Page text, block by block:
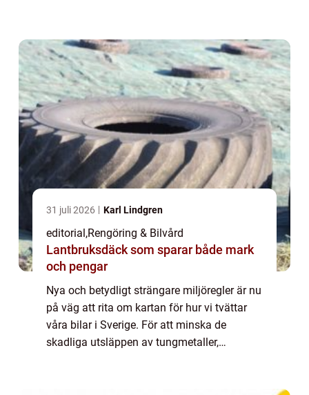
31 juli 2026 Karl Lindgren
editorial,Rengöring & Bilvård
Lantbruksdäck som sparar både mark
och pengar
Nya och betydligt strängare miljöregler är nu
på väg att rita om kartan för hur vi tvättar
våra bilar i Sverige. För att minska de
skadliga utsläppen av tungmetaller,